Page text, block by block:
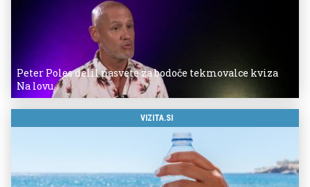
Peter Poles delil nasvete za bodoče tekmovalce kviza
Na lovu
VIZITA.SI